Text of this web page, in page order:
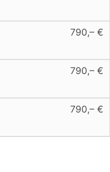
790,– €
790,– €
790,– €